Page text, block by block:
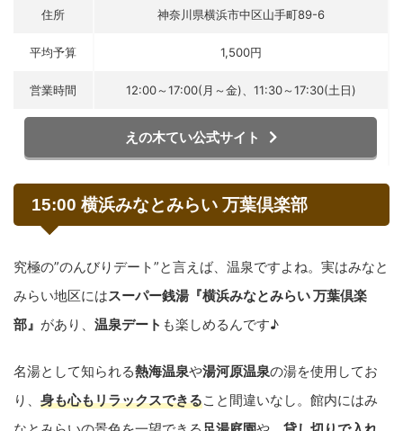
住所 神奈川県横浜市中区山手町89-6
平均予算 1,500円
営業時間 12:00～17:00(月～金)、11:30～17:30(土日)
えの木てい公式サイト
15:00 横浜みなとみらい 万葉倶楽部
究極の”のんびりデート”と言えば、温泉ですよね。実はみなと
みらい地区にはスーパー銭湯『横浜みなとみらい 万葉倶楽
部』 があり、 温泉デート も楽しめるんです♪
名湯として知られる熱海温泉や湯河原温泉の湯を使用してお
り、 身も心もリラックスできること間違いなし。館内にはみ